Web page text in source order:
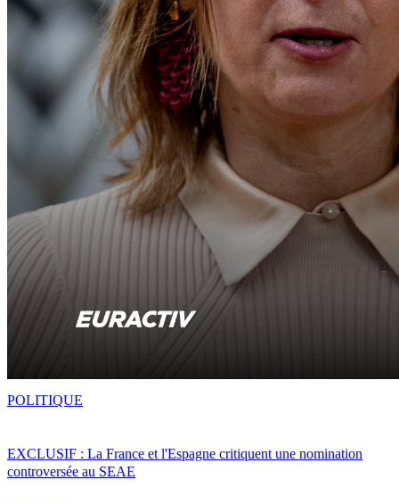
EXCLUSIF : La France et l'Espagne critiquent une nomination
controversée au SEAE
POLITIQUE